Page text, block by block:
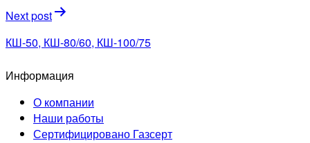
Next post
КШ-50, КШ-80/60, КШ-100/75
Информация
О компании
Наши работы
Сертифицировано Газсерт